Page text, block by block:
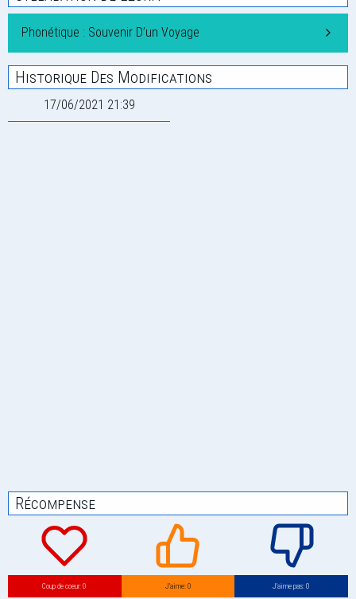
Phonétique : Souvenir D’un Voyage
Historique Des Modifications
17/06/2021 21:39
Récompense
Coup de coeur: 0 J’aime: 0 J’aime pas: 0